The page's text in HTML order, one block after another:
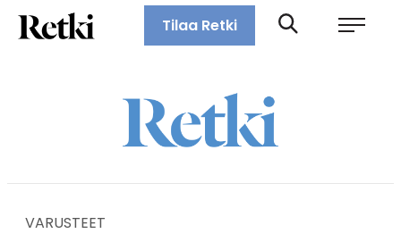
Siirry
suoraan
Retki-lehti
Tilaa Retki
VARUSTEET